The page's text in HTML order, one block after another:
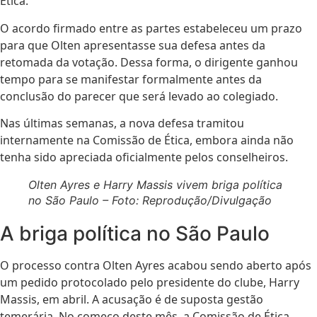
O acordo firmado entre as partes estabeleceu um prazo
para que Olten apresentasse sua defesa antes da
retomada da votação. Dessa forma, o dirigente ganhou
tempo para se manifestar formalmente antes da
conclusão do parecer que será levado ao colegiado.
Nas últimas semanas, a nova defesa tramitou
internamente na Comissão de Ética, embora ainda não
tenha sido apreciada oficialmente pelos conselheiros.
Olten Ayres e Harry Massis vivem briga política
no São Paulo – Foto: Reprodução/Divulgação
A briga política no São Paulo
O processo contra Olten Ayres acabou sendo aberto após
um pedido protocolado pelo presidente do clube, Harry
Massis, em abril. A acusação é de suposta gestão